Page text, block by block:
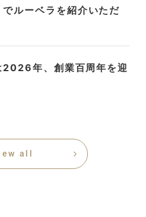
でルーベラを紹介いただ
2026年、創業百周年を迎
all